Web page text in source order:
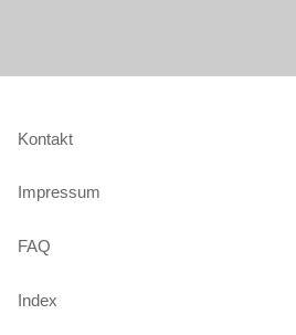
Kontakt
Impressum
FAQ
Index